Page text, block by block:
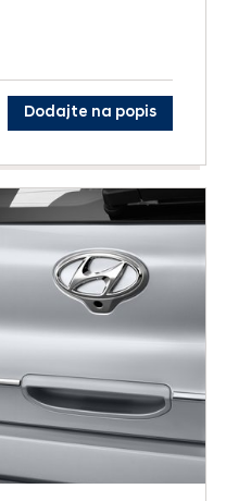
Dodajte na popis